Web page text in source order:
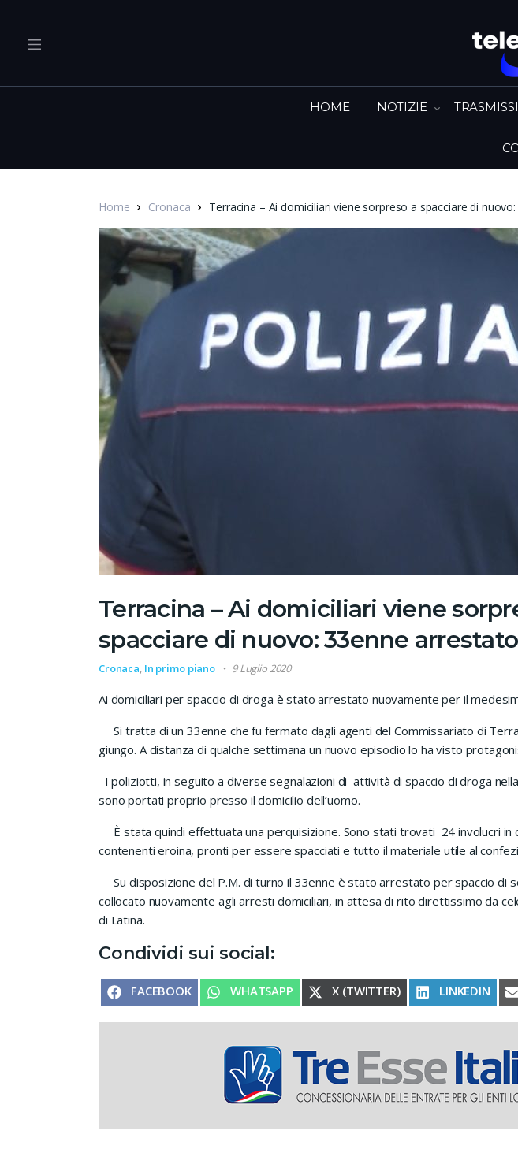
HOME NOTIZIE
Home Cronaca Terracina – Ai domiciliari viene sorpreso a spacciare di
Terracina – Ai domiciliari viene
spacciare di nuovo: 33enne arrestato
Cronaca, In primo piano 9 Luglio 2020
Ai domiciliari per spaccio di droga è stato arrestato nuovamente per il
Si tratta di un 33enne che fu fermato dagli agenti del Commissariato di
giungo. A distanza di qualche settimana un nuovo episodio lo ha visto
I poliziotti, in seguito a diverse segnalazioni di attività di spaccio di droga
sono portati proprio presso il domicilio dell’uomo.
È stata quindi effettuata una perquisizione. Sono stati trovati 24 involucri in
contenenti eroina, pronti per essere spacciati e tutto il materiale utile al
Su disposizione del P.M. di turno il 33enne è stato arrestato per spaccio di
collocato nuovamente agli arresti domiciliari, in attesa di rito direttissimo da
di Latina.
Condividi sui social:
SHARE ON
FACEBOOK SHARE ON
WHATSAPP SHARE ON
X (TWITTER) SHARE ON
LINKEDIN